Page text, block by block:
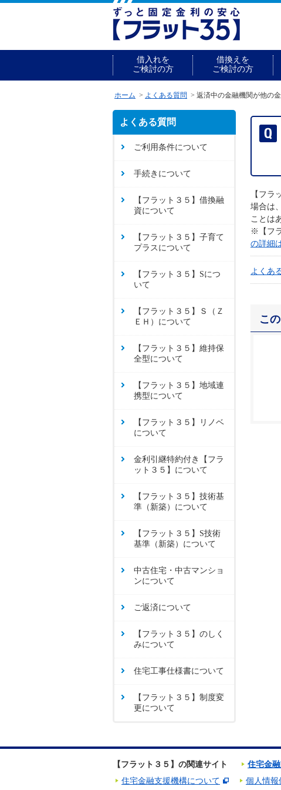
借入れを
ご検討の方
借換えを
ご検討の方
ホーム よくある質問 返済中の金融機関が他の
【フラ
場合は
ことは
※【フ
の詳細
よくあ
こ
よくある質問
ご利用条件について
手続きについて
【フラット３５】借換融
資について
【フラット３５】子育て
プラスについて
【フラット３５】Sにつ
いて
【フラット３５】Ｓ（Ｚ
ＥＨ）について
【フラット３５】維持保
全型について
【フラット３５】地域連
携型について
【フラット３５】リノベ
について
金利引継特約付き【フラ
ット３５】について
【フラット３５】技術基
準（新築）について
【フラット３５】S技術
基準（新築）について
中古住宅・中古マンショ
ンについて
ご返済について
【フラット３５】のしく
みについて
住宅工事仕様書について
【フラット３５】制度変
更について
【フラット３５】の関連サイト
住宅金
住宅金融支援機構について
個人情報